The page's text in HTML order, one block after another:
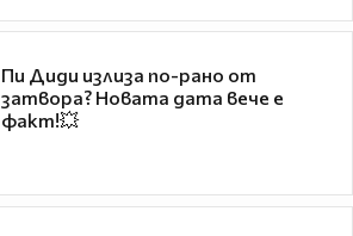
Пи Диди излиза по-рано от
затвора? Новата дата вече е
факт!💥